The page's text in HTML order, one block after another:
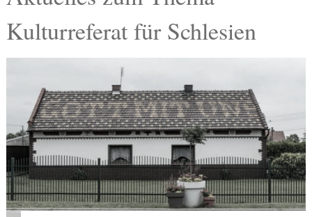
Kultur
Kostenlos
Kulturreferat für Schlesien